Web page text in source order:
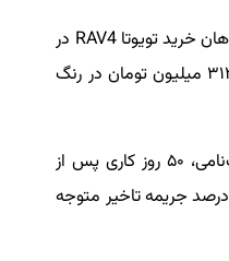
طبق بخشنامه ابلاغ شده از سوی آذریوردسال، آن دسته از جانبازان ۵۰ تا ۶۹ درصد که خواهان خرید تویوتا RAV4 در
تیپ ادونچر پلاس هستند، می‌توانند این SUV وارداتی را با قیمت مصوب ۳ میلیارد و ۳۱۳ میلیون تومان در رنگ
برای این طرح فروش تویوتا RAV4 ادونچر پلاس وارداتی، موعد تحویل خودرو های ثبت‌نامی، ۵۰ روز کاری پس از
تخصیص ارز اعلام شده و چنانچه تاخیر در تحویل خودروها وجود داشته باشد، ماهانه ۳ درصد جریمه تاخیر متوجه